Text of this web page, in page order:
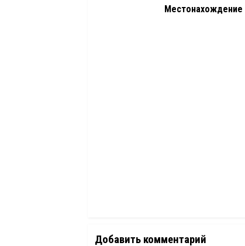
Местонахождение
Добавить комментарий